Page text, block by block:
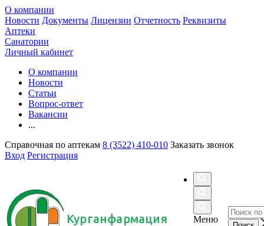
О компании
Новости Документы Лицензии Отчетность Реквизиты
Аптеки
Санатории
Личный кабинет
О компании
Новости
Статьи
Вопрос-ответ
Вакансии
...
Справочная по аптекам 8 (3522) 410-010 Заказать звонок
Вход Регистрация
Курганфармация
Меню